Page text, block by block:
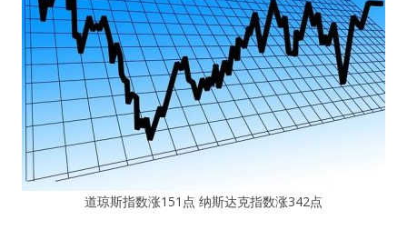
道琼斯指数涨151点 纳斯达克指数涨342点